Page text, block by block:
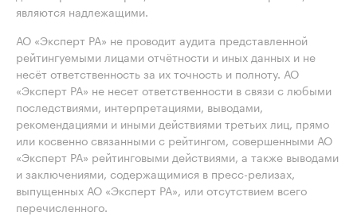
являются надлежащими.
АО «Эксперт РА» не проводит аудита представленной
рейтингуемыми лицами отчётности и иных данных и не
несёт ответственность за их точность и полноту. АО
«Эксперт РА» не несет ответственности в связи с любыми
последствиями, интерпретациями, выводами,
рекомендациями и иными действиями третьих лиц, прямо
или косвенно связанными с рейтингом, совершенными АО
«Эксперт РА» рейтинговыми действиями, а также выводами
и заключениями, содержащимися в пресс-релизах,
выпущенных АО «Эксперт РА», или отсутствием всего
перечисленного.